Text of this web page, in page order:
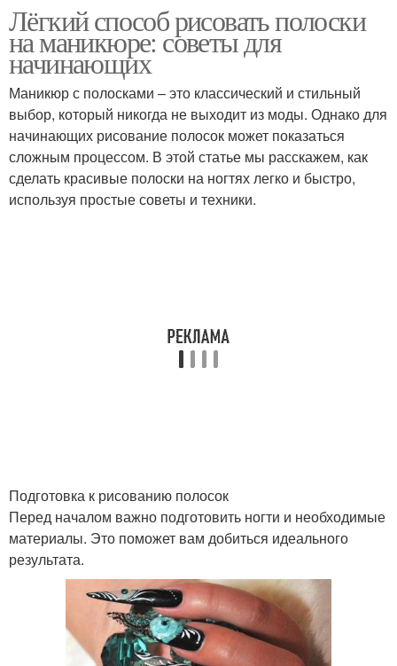
Борозды на ногтях Бороздки на ногтях
Продольные полоски Пятна на ногтях
Черные полоски
Пятна под ногтями Полоска на ногте
Лёгкий способ рисовать полоски
на маникюре: советы для
начинающих
Маникюр с полосками – это классический и стильный
выбор, который никогда не выходит из моды. Однако для
начинающих рисование полосок может показаться
сложным процессом. В этой статье мы расскажем, как
сделать красивые полоски на ногтях легко и быстро,
используя простые советы и техники.
Подготовка к рисованию полосок
Перед началом важно подготовить ногти и необходимые
материалы. Это поможет вам добиться идеального
результата.